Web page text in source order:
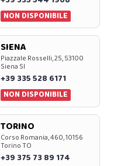
NON DISPONIBILE
SIENA
Piazzale Rosselli, 25, 53100
Siena SI
+39 335 528 6171
NON DISPONIBILE
TORINO
Corso Romania, 460, 10156
Torino TO
+39 375 73 89 174